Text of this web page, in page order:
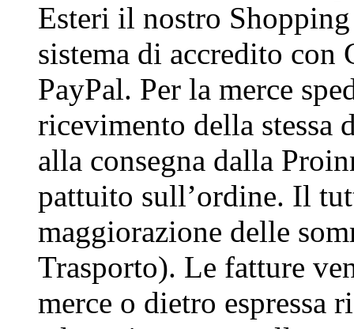
Esteri il nostro
sistema di accredito con
PayPal. Per la merce
ricevimento della stessa
alla consegna dalla
pattuito sull’ordine. Il
maggiorazione delle
Trasporto). Le fatture
merce o dietro espressa